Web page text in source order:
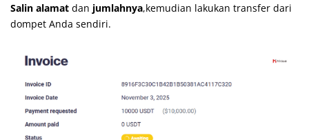
Salin alamat dan jumlahnya,kemudian lakukan transfer dari
dompet Anda sendiri.